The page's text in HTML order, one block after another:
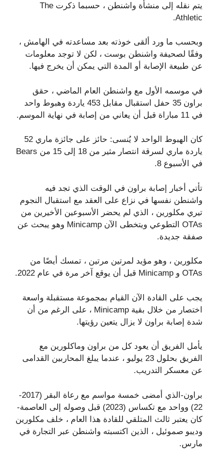
يتم نقله إلى منشأة واشنطن ، حسبما ذكرت The
Athletic.
وبحسب ما ورد ألقى خوذته بعد مساعدته في الهامش ،
وفقًا لصحيفة واشنطن بوست ، لكن لا توجد معلومات
عن طبيعة الإصابة أو المدة التي يمكن أن يخرج فيها.
في موسمه الأول مع واشنطن العام الماضي ، حقق
براون 35 حفل استقبال مقابل 453 ياردة وهبوط واحد
في 11 مباراة قبل أن يعاني من إصابة في نهاية الموسم.
كان الهبوط الواحد لا يُنسى: حائز على جائزة ماري 52
ياردة ماري لسرقة انتصار مثير من 18 إلى 15 من Bears
في الأسبوع 8.
تأتي أخبار إصابة براون في الوقت الذي تجد فيه
واشنطن نفسها في نزاع على العقد مع استقبال النجوم
تيري مكلورين ، الذي لم يحضر الأسبوعين الأخيرين من
OTAs التطوعي ويتخطى الآن Minicamp وهو يبحث عن
صفقة جديدة.
مكلورين ، وهو مؤيد لمرتين مرتين ، تمسك أيضًا من
OTAs و Minicamp قبل أن يوقع آخر مرة في عام 2022.
يجب على القادة الآن القيام بمجموعة مستقبلة واسعة
اختصار من خلال بقية Minicamp ، على الرغم من أن
شدة إصابة براون لا يزال يتعين رؤيتها.
يأمل الفريق أن يعود كل من براون وماكلورين مع
الفريق بحلول 23 يوليو ، عندما يبلغ المحاربين القدامى
عن معسكر التدريب.
براون-الذي أمضى خمسة مواسم مع رعاة البقر (2017-
22) وواحد مع تكساس (2023) قبل وصوله إلى العاصمة-
كان يعتبر ثالث المتلقي للقادة هذا العام ، خلف مكلورين
وديبو صموئيل ، الذين اكتسبته واشنطن عبر التجارة في
مارس.